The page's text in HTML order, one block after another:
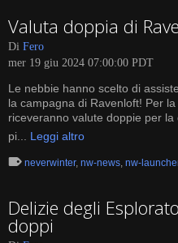
Valuta doppia di
Di Fero
mer 19 giu 2024 07:00:00 PDT
Le nebbie hanno scelto di
la campagna di Ravenloft! Per
riceveranno valute doppie per
pi... Leggi altro
neverwinter, nw-news, nw-
Delizie degli
doppi